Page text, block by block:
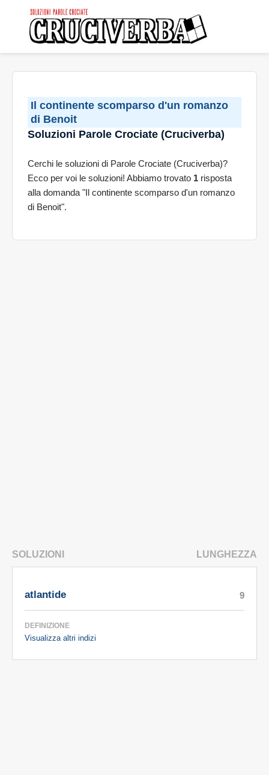
Il continente scomparso d'un romanzo
di Benoit
Soluzioni Parole Crociate (Cruciverba)
Cerchi le soluzioni di Parole Crociate (Cruciverba)?
Ecco per voi le soluzioni! Abbiamo trovato 1 risposta
alla domanda "Il continente scomparso d'un romanzo
di Benoit".
SOLUZIONI LUNGHEZZA
atlantide
DEFINIZIONE
Visualizza altri indizi
9